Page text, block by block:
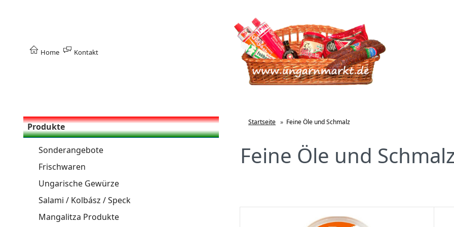
Home Kontakt
Produkte
Sonderangebote
Frischwaren
Ungarische Gewürze
Salami / Kolbász / Speck
Mangalitza Produkte
Startseite » Feine Öle und Schmalz
Feine Öle und